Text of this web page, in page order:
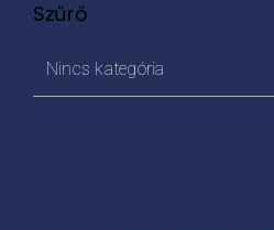
Szűrő
Nincs kategória